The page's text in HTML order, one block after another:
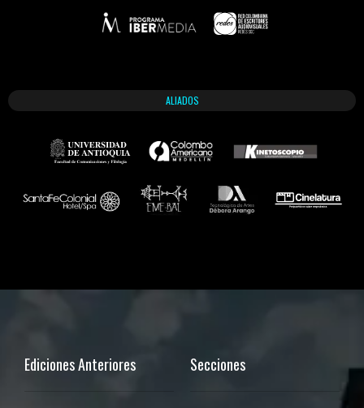
ALIADOS
Ediciones Anteriores Secciones